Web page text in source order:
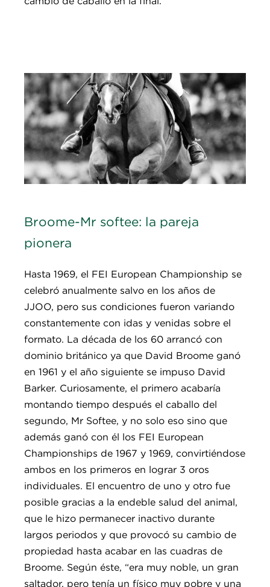
Broome-Mr softee: la pareja
pionera
Hasta 1969, el FEI European Championship se
celebró anualmente salvo en los años de
JJOO, pero sus condiciones fueron variando
constantemente con idas y venidas sobre el
formato. La década de los 60 arrancó con
dominio británico ya que David Broome ganó
en 1961 y el año siguiente se impuso David
Barker. Curiosamente, el primero acabaría
montando tiempo después el caballo del
segundo, Mr Softee, y no solo eso sino que
además ganó con él los FEI European
Championships de 1967 y 1969, convirtiéndose
ambos en los primeros en lograr 3 oros
individuales. El encuentro de uno y otro fue
posible gracias a la endeble salud del animal,
que le hizo permanecer inactivo durante
largos periodos y que provocó su cambio de
propiedad hasta acabar en las cuadras de
Broome. Según éste, “era muy noble, un gran
saltador, pero tenía un físico muy pobre y una